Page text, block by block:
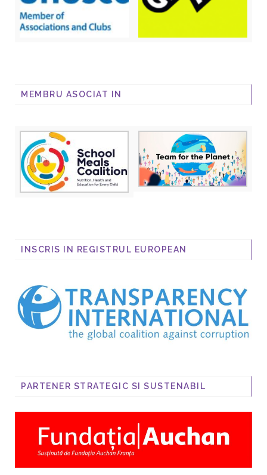
MEMBRU ASOCIAT IN
INSCRIS IN REGISTRUL EUROPEAN
PARTENER STRATEGIC SI SUSTENABIL